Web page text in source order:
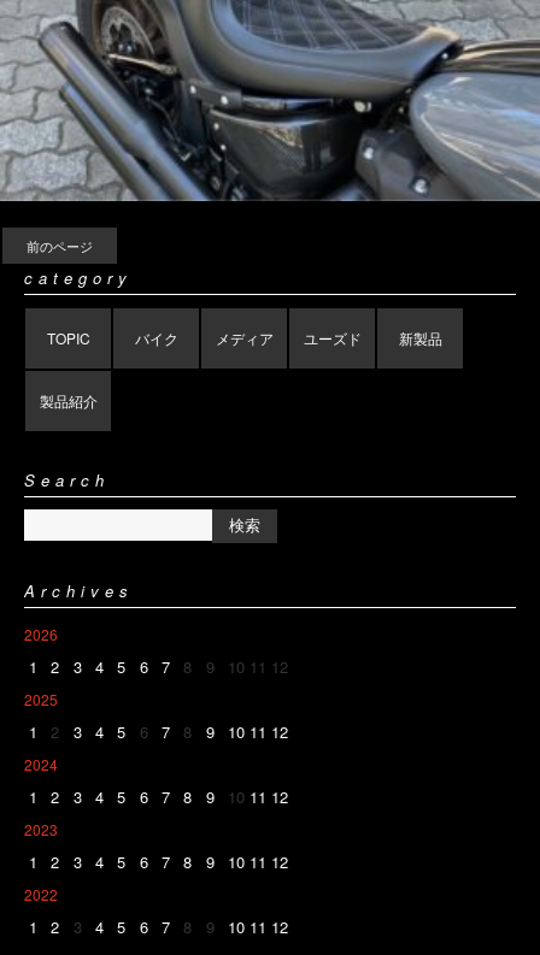
前のページ
category
TOPIC バイク メディア ユーズド 新製品
製品紹介
Search
Archives
2026
1 2 3 4 5 6 7 8 9 10 11 12
2025
1 2 3 4 5 6 7 8 9 10 11 12
2024
1 2 3 4 5 6 7 8 9 10 11 12
2023
1 2 3 4 5 6 7 8 9 10 11 12
2022
1 2 3 4 5 6 7 8 9 10 11 12